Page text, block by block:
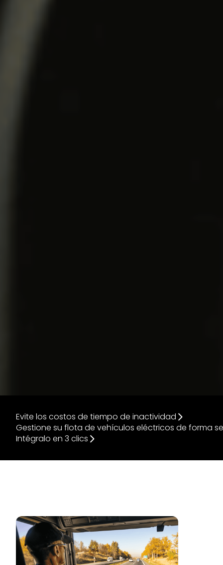
Evite los costos de tiempo de inactividad
Gestione su flota de vehículos eléctricos de forma
Intégralo en 3 clics